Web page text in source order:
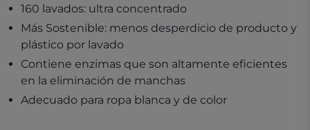
160 lavados: ultra concentrado
Más Sostenible: menos desperdicio de producto y
plástico por lavado
Contiene enzimas que son altamente eficientes
en la eliminación de manchas
Adecuado para ropa blanca y de color